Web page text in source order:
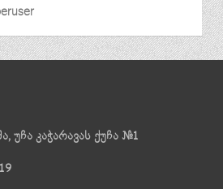
უჩა კაჭარავას ქუჩა №1